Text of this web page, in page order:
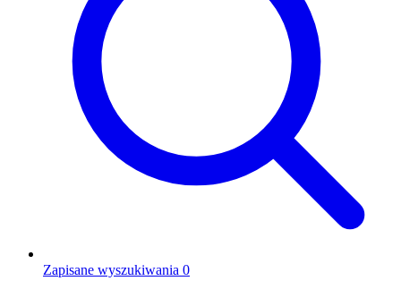
Zapisane wyszukiwania 0